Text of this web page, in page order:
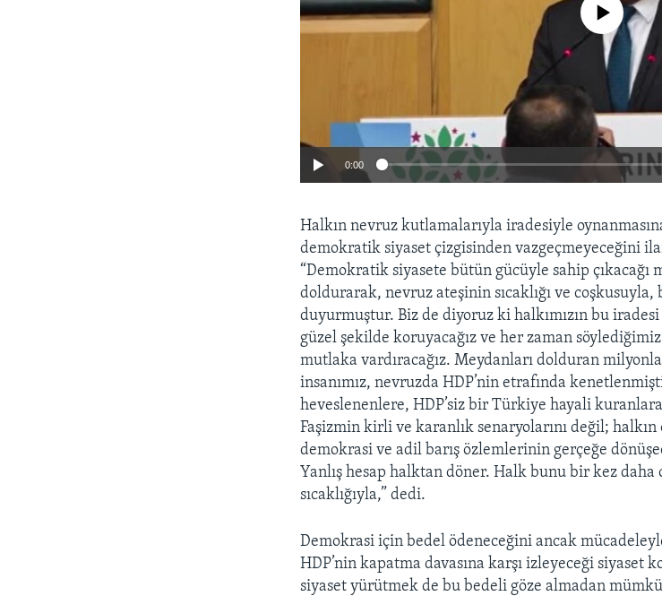
0:00
Halkın nevruz kutlamalarıyla iradesiyle
demokratik siyaset çizgisinden vazgeçmeyeceğini
“Demokratik siyasete bütün gücüyle sahip çıkacağı
doldurarak, nevruz ateşinin sıcaklığı ve
duyurmuştur. Biz de diyoruz ki halkımızın bu
güzel şekilde koruyacağız ve her zaman
mutlaka vardıracağız. Meydanları dolduran
insanımız, nevruzda HDP’nin etrafında
heveslenenlere, HDP’siz bir Türkiye hayali
Faşizmin kirli ve karanlık senaryolarını değil;
demokrasi ve adil barış özlemlerinin gerçeğe
Yanlış hesap halktan döner. Halk bunu bir kez
sıcaklığıyla,” dedi.
Demokrasi için bedel ödeneceğini ancak
HDP’nin kapatma davasına karşı izleyeceği siyaset
siyaset yürütmek de bu bedeli göze almadan